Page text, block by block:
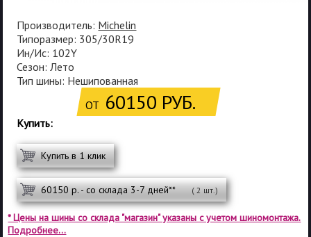
Производитель: Michelin
Типоразмер: 305/30R19
Ин/Ис: 102Y
Сезон: Лето
Тип шины: Нешипованная
ОТ 60150 РУБ.
Купить:
Купить в 1 клик
60150 р. - со склада 3-7 дней** ( 2 шт.)
* Цены на шины со склада "магазин" указаны с учетом шиномонтажа.
Подробнее...